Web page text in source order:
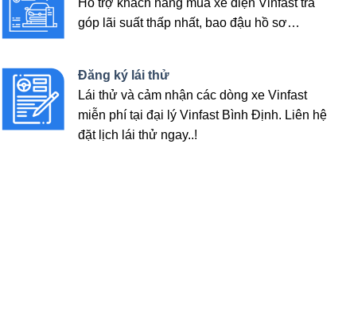
Hỗ trợ khách hàng mua xe điện Vinfast trả
góp lãi suất thấp nhất, bao đậu hồ sơ…
Đăng ký lái thử
Lái thử và cảm nhận các dòng xe Vinfast
miễn phí tại đại lý Vinfast Bình Định. Liên hệ
đặt lịch lái thử ngay..!